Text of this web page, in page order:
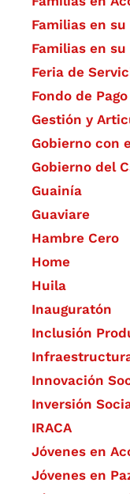
Familias en
Familias en
Feria de
Fondo de
Gestión y
Gobierno con
Gobierno del
Guainía
Guaviare
Hambre Cero
Home
Huila
Inauguratón
Inclusión
​Innovación
Inversión
IRACA
Jóvenes en
Jóvenes en